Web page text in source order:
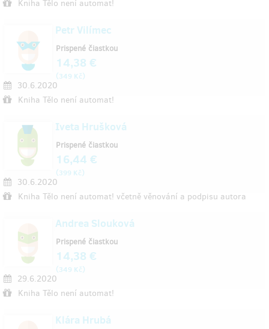
Kniha Tělo není automat!
Petr Vilímec
30.6.2020
Kniha Tělo není automat!
Prispené čiastkou
14,38 €
(349 Kč)
Iveta Hrušková
30.6.2020
Kniha Tělo není automat! včetně věnování a podpisu autora
Prispené čiastkou
16,44 €
(399 Kč)
Andrea Slouková
29.6.2020
Kniha Tělo není automat!
Prispené čiastkou
14,38 €
(349 Kč)
Klára Hrubá